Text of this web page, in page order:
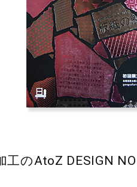
のAtoZ DESIGN NO